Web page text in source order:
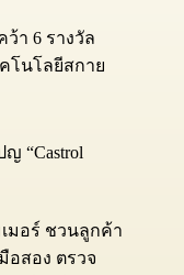
า 6 รางวัล
โนโลยีสกาย
“Castrol
มอร์ ชวนลูกค้า
อสอง ตรวจ